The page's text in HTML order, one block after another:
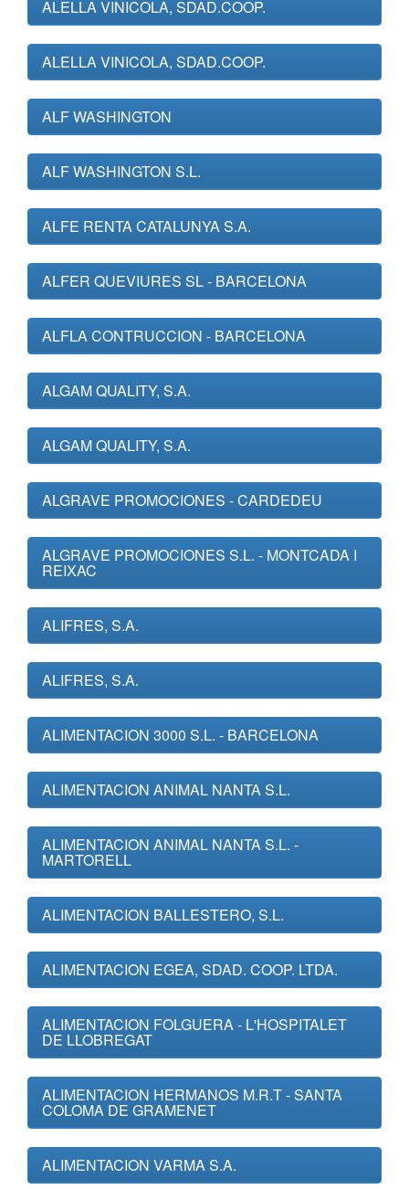
ALELLA VINICOLA, SDAD.COOP.
ALELLA VINICOLA, SDAD.COOP.
ALF WASHINGTON
ALF WASHINGTON S.L.
ALFE RENTA CATALUNYA S.A.
ALFER QUEVIURES SL - BARCELONA
ALFLA CONTRUCCION - BARCELONA
ALGAM QUALITY, S.A.
ALGAM QUALITY, S.A.
ALGRAVE PROMOCIONES - CARDEDEU
ALGRAVE PROMOCIONES S.L. - MONTCADA I
REIXAC
ALIFRES, S.A.
ALIFRES, S.A.
ALIMENTACION 3000 S.L. - BARCELONA
ALIMENTACION ANIMAL NANTA S.L.
ALIMENTACION ANIMAL NANTA S.L. -
MARTORELL
ALIMENTACION BALLESTERO, S.L.
ALIMENTACION EGEA, SDAD. COOP. LTDA.
ALIMENTACION FOLGUERA - L'HOSPITALET
DE LLOBREGAT
ALIMENTACION HERMANOS M.R.T - SANTA
COLOMA DE GRAMENET
ALIMENTACION VARMA S.A.